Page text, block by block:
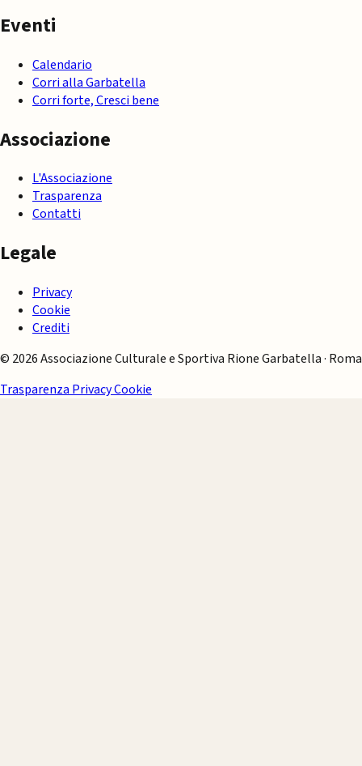
Eventi
Calendario
Corri alla Garbatella
Corri forte, Cresci bene
Associazione
L'Associazione
Trasparenza
Contatti
Legale
Privacy
Cookie
Crediti
© 2026 Associazione Culturale e Sportiva Rione Garbatella · Roma
Trasparenza PrivacyCookie